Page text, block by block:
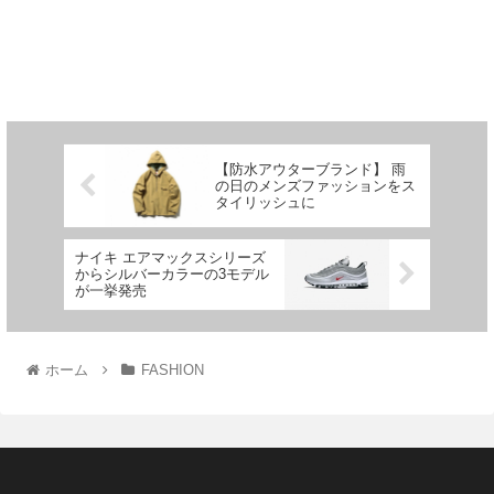
【防水アウターブランド】 雨
の日のメンズファッションをス
タイリッシュに
ナイキ エアマックスシリーズ
からシルバーカラーの3モデル
が一挙発売
ホーム FASHION